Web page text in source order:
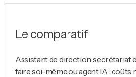
Le comparatif
Assistant de direction, secrétariat
faire soi-même ou agent IA : coûts